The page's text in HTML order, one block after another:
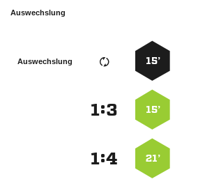
Auswechslung
15’
Auswechslung
15’
:
21’
: